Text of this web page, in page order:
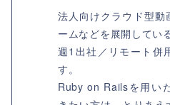
法人向けクラウド型動
ームなどを展開してい
週1出社／リモート併
す。
Ruby on Railsを用い